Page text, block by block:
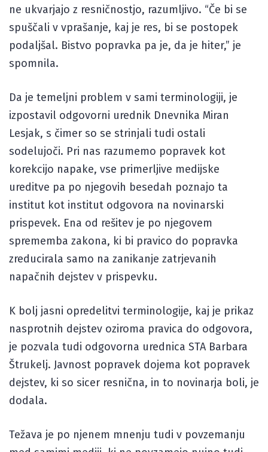
ne ukvarjajo z resničnostjo, razumljivo. “Če bi se
spuščali v vprašanje, kaj je res, bi se postopek
podaljšal. Bistvo popravka pa je, da je hiter,” je
spomnila.
Da je temeljni problem v sami terminologiji, je
izpostavil odgovorni urednik Dnevnika Miran
Lesjak, s čimer so se strinjali tudi ostali
sodelujoči. Pri nas razumemo popravek kot
korekcijo napake, vse primerljive medijske
ureditve pa po njegovih besedah poznajo ta
institut kot institut odgovora na novinarski
prispevek. Ena od rešitev je po njegovem
sprememba zakona, ki bi pravico do popravka
zreducirala samo na zanikanje zatrjevanih
napačnih dejstev v prispevku.
K bolj jasni opredelitvi terminologije, kaj je prikaz
nasprotnih dejstev oziroma pravica do odgovora,
je pozvala tudi odgovorna urednica STA Barbara
Štrukelj. Javnost popravek dojema kot popravek
dejstev, ki so sicer resnična, in to novinarja boli, je
dodala.
Težava je po njenem mnenju tudi v povzemanju